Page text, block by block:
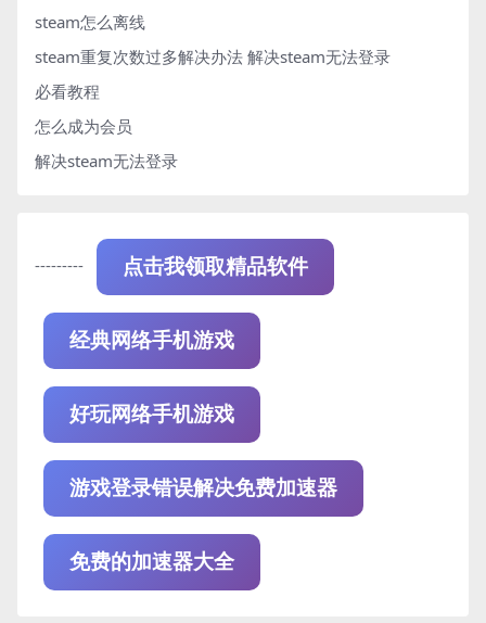
steam怎么离线
steam重复次数过多解决办法 解决steam无法登录
必看教程
怎么成为会员
解决steam无法登录
--------- 点击我领取精品软件
经典网络手机游戏
好玩网络手机游戏
游戏登录错误解决免费加速器
免费的加速器大全